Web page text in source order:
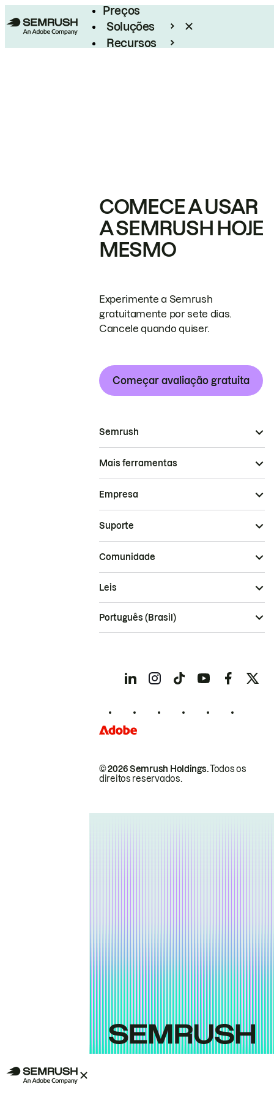
Preços
Soluções
Recursos
COMECE A USAR
A SEMRUSH HOJE
MESMO
Experimente a Semrush
gratuitamente por sete dias.
Cancele quando quiser.
Começar avaliação gratuita
Semrush
Mais ferramentas
Empresa
Suporte
Comunidade
© 2026 Semrush Holdings.Todos os
direitos reservados.
Leis
Português (Brasil)